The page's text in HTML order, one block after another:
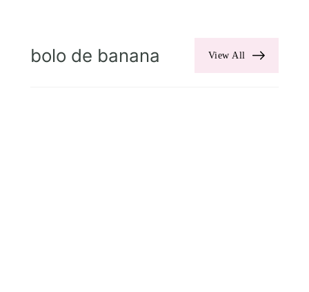
bolo de banana View All